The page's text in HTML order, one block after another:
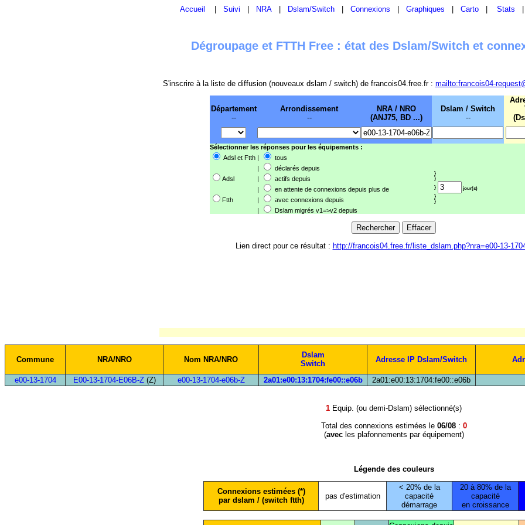
Accueil Suivi NRA Dslam/Switch Connexions Graphiques Carto Stats
Dégroupage et FTTH Free : état des Dslam/Switch et
S'inscrire à la liste de diffusion (nouveaux dslam / switch) de francois04.free.fr : mailto:francois04-
Département
--
Arrondissement
--
NRA / NRO
(ANJ75, BD ...)
Dslam / Switch
--
Sélectionner les réponses pour les équipements :
Adsl et Ftth |
tous
|
déclarés depuis
}
}
}
jour(s)
}
}
Adsl |
actifs depuis
|
en attente de connexions depuis plus de
Ftth
|
avec connexions depuis
|
Dslam migrés v1=>v2 depuis
Lien direct pour ce résultat : http://francois04.free.fr/liste_dslam.php?nra=e00-13-
Commune NRA/NRO Nom NRA/NRO
Dslam
Switch
Adresse IP Dslam/Switch
e00-13-1704
E00-13-1704-E06B-Z(Z) e00-13-1704-e06b-Z 2a01:e00:13:1704:fe00::e06b 2a01:e00:13:1704:fe00::e06b
1 Equip. (ou demi-Dslam) sélectionné(s)
Total des connexions estimées le 06/08: 0
(avecles plafonnements par équipement)
Légende des couleurs
Connexions estimées (*)
par dslam / (switch ftth)
pas d'estimation
< 20% de la
capacité
démarrage
20 à 80% de la
capacité
en croissance